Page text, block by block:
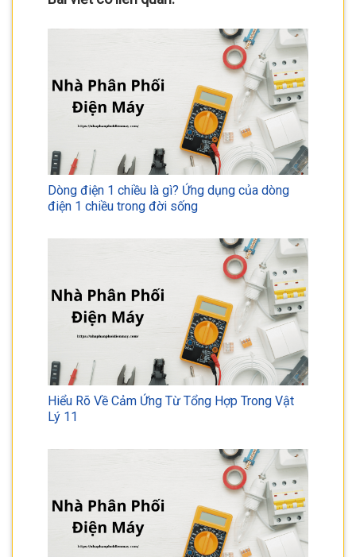
Dòng điện 1 chiều là gì? Ứng dụng của dòng
điện 1 chiều trong đời sống
Hiểu Rõ Về Cảm Ứng Từ Tổng Hợp Trong Vật
Lý 11